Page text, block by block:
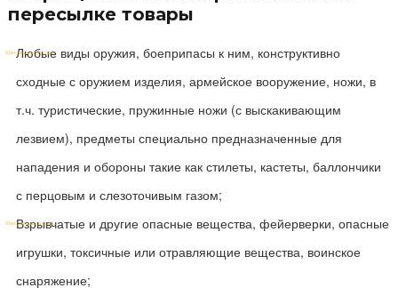
пересылке товары
Любые виды оружия, боеприпасы к ним, конструктивно
сходные с оружием изделия, армейское вооружение, ножи, в
т.ч. туристические, пружинные ножи (с выскакивающим
лезвием), предметы специально предназначенные для
нападения и обороны такие как стилеты, кастеты, баллончики
с перцовым и слезоточивым газом;
Взрывчатые и другие опасные вещества, фейерверки, опасные
игрушки, токсичные или отравляющие вещества, воинское
снаряжение;